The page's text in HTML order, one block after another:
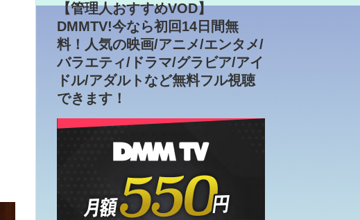
【管理人おすすめVOD】
DMMTV!今なら初回14日間無
料！人気の映画/アニメ/エンタメ/
バラエティ/ドラマ/グラビア/アイ
ドル/アダルトなど無料フル視聴
できます！